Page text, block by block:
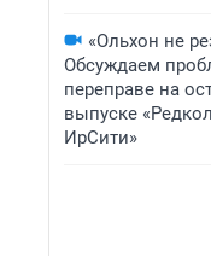
«Ольхон не
Обсуждаем
переправе на
выпуске
ИрСити»